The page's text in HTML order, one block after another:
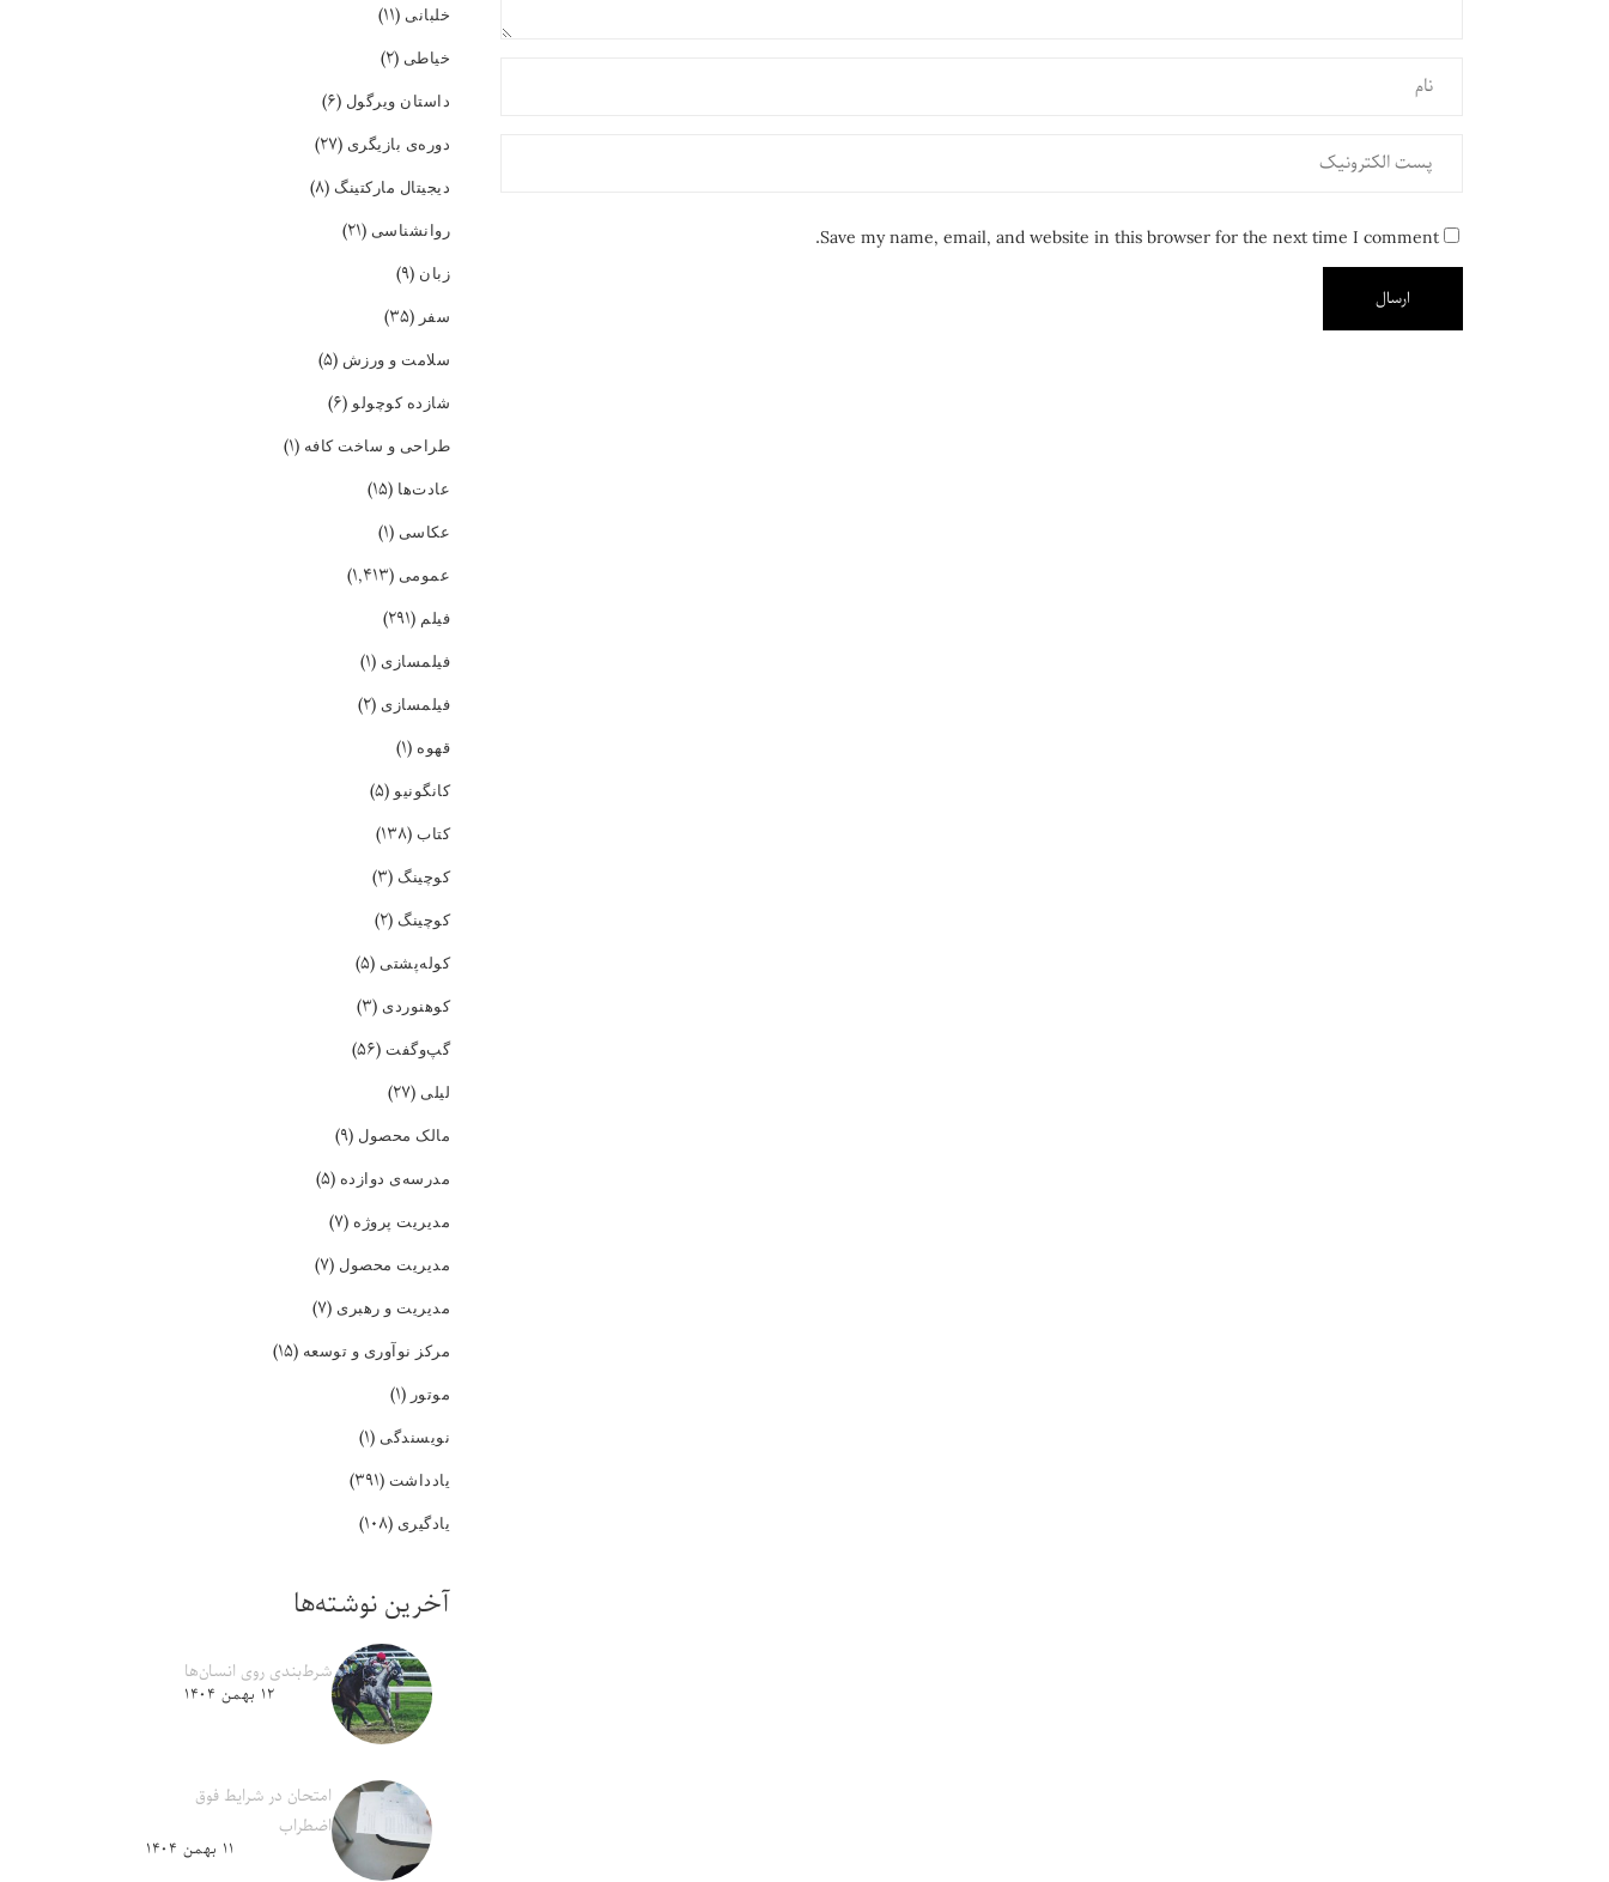
Save my name, email, and website in this browser for the next time I comment.
خلبانی (۱۱)
خیاطی (۲)
داستان ویرگول (۶)
دوره‌ی بازیگری (۲۷)
دیجیتال مارکتینگ (۸)
روانشناسی (۲۱)
زبان (۹)
سفر(۳۵)
سلامت و ورزش (۵)
شازده کوچولو(۶)
طراحی و ساخت کافه (۱)
عادت‌ها (۱۵)
عکاسی (۱)
عمومی (۱,۴۱۳)
فیلم (۲۹۱)
فیلمسازی (۱)
فیلمسازی (۲)
قهوه (۱)
کانگونیو(۵)
کتاب (۱۳۸)
کوچینگ (۳)
کوچینگ (۲)
کوله‌پشتی (۵)
کوهنوردی (۳)
گپ‌و‌گفت (۵۶)
لیلی (۲۷)
مالک محصول (۹)
مدرسه‌ی دوازده (۵)
مدیریت پروژه (۷)
مدیریت محصول (۷)
مدیریت و رهبری (۷)
مرکز نوآوری و توسعه (۱۵)
موتور(۱)
نویسندگی (۱)
یادداشت (۳۹۱)
یادگیری (۱۰۸)
آخرین نوشته‌ها
شرط‌بندی روی انسان‌ها
۱۲ بهمن ۱۴۰۴
امتحان در شرایط فوق
اضطراب
۱۱ بهمن ۱۴۰۴